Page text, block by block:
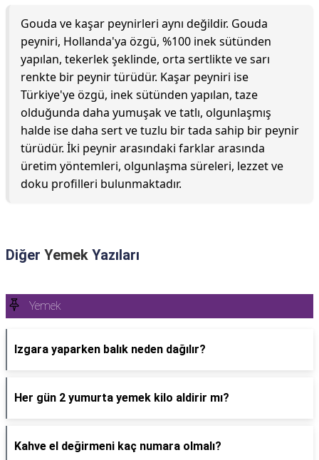
Gouda ve kaşar peynirleri aynı değildir. Gouda
peyniri, Hollanda'ya özgü, %100 inek sütünden
yapılan, tekerlek şeklinde, orta sertlikte ve sarı
renkte bir peynir türüdür. Kaşar peyniri ise
Türkiye'ye özgü, inek sütünden yapılan, taze
olduğunda daha yumuşak ve tatlı, olgunlaşmış
halde ise daha sert ve tuzlu bir tada sahip bir peynir
türüdür. İki peynir arasındaki farklar arasında
üretim yöntemleri, olgunlaşma süreleri, lezzet ve
doku profilleri bulunmaktadır.
Diğer Yemek Yazıları
Yemek
Izgara yaparken balık neden dağılır?
Her gün 2 yumurta yemek kilo aldirir mı?
Kahve el değirmeni kaç numara olmalı?